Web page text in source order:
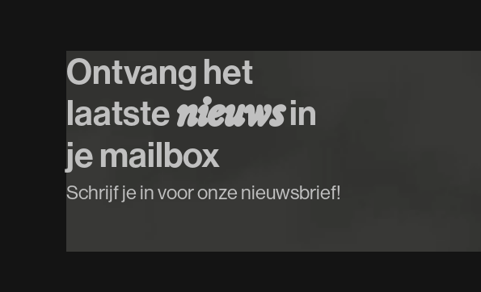
Ontvang het
laatstenieuwsin
je mailbox
Schrijf je in voor onze nieuwsbrief!